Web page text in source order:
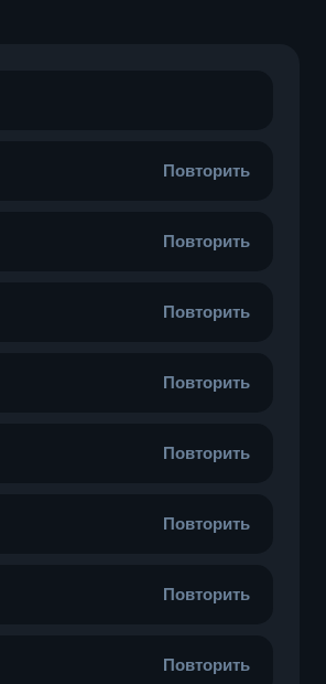
Повторить
Повторить
Повторить
Повторить
Повторить
Повторить
Повторить
Повторить